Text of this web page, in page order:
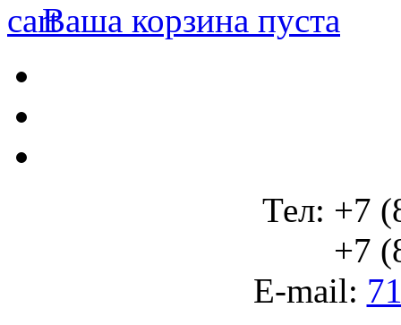
Ваша корзина пуста
Тел: +7
+7
E-mail: